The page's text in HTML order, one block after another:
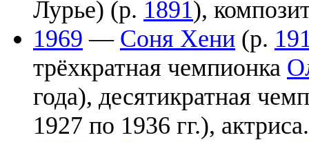
Лурье) (р. 1891),
1969 — Соня Хени (р.
трёхкратная чемпионка
года), десятикратная
1927 по 1936 гг.), актриса.